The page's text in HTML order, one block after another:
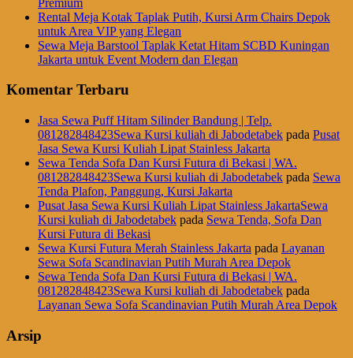
Rental Meja Kotak Taplak Putih, Kursi Arm Chairs Depok
untuk Area VIP yang Elegan
Sewa Meja Barstool Taplak Ketat Hitam SCBD Kuningan
Jakarta untuk Event Modern dan Elegan
Komentar Terbaru
Jasa Sewa Puff Hitam Silinder Bandung | Telp.
081282848423Sewa Kursi kuliah di Jabodetabek pada Pusat
Jasa Sewa Kursi Kuliah Lipat Stainless Jakarta
Sewa Tenda Sofa Dan Kursi Futura di Bekasi | WA.
081282848423Sewa Kursi kuliah di Jabodetabek pada Sewa
Tenda Plafon, Panggung, Kursi Jakarta
Pusat Jasa Sewa Kursi Kuliah Lipat Stainless JakartaSewa
Kursi kuliah di Jabodetabek pada Sewa Tenda, Sofa Dan
Kursi Futura di Bekasi
Sewa Kursi Futura Merah Stainless Jakarta pada Layanan
Sewa Sofa Scandinavian Putih Murah Area Depok
Sewa Tenda Sofa Dan Kursi Futura di Bekasi | WA.
081282848423Sewa Kursi kuliah di Jabodetabek pada
Layanan Sewa Sofa Scandinavian Putih Murah Area Depok
Arsip